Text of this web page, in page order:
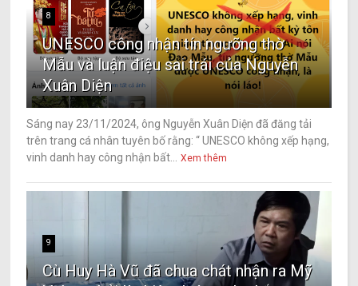
8
UNESCO công nhận tín ngưỡng thờ
Mẫu và luận điệu sai trái của Nguyễn
Xuân Diện
Sáng nay 23/11/2024, ông Nguyễn Xuân Diện đã đăng tải
trên trang cá nhân tuyên bố rằng: “ UNESCO không xếp hạng,
vinh danh hay công nhận bất...
Xem thêm
9
Cù Huy Hà Vũ đã chua chát nhận ra Mỹ